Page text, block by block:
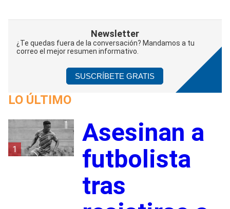
Newsletter
¿Te quedas fuera de la conversación? Mandamos a tu
correo el mejor resumen informativo.
SUSCRÍBETE GRATIS
LO ÚLTIMO
1
Asesinan a
futbolista
tras